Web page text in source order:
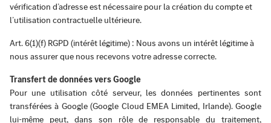
vérification d’adresse est nécessaire pour la création du compte et
l’utilisation contractuelle ultérieure.
Art. 6(1)(f) RGPD (intérêt légitime) : Nous avons un intérêt légitime à
nous assurer que nous recevons votre adresse correcte.
Transfert de données vers Google
Pour une utilisation côté serveur, les données pertinentes sont
transférées à Google (Google Cloud EMEA Limited, Irlande). Google
lui-même peut, dans son rôle de responsable du traitement,